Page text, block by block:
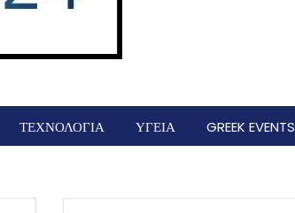
ΤΕΧΝΟΛΟΓΙΑ ΥΓΕΙΑ GREEK EVENTS